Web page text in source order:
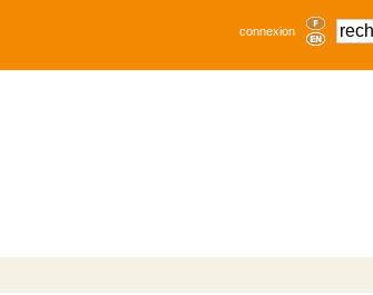
connexion